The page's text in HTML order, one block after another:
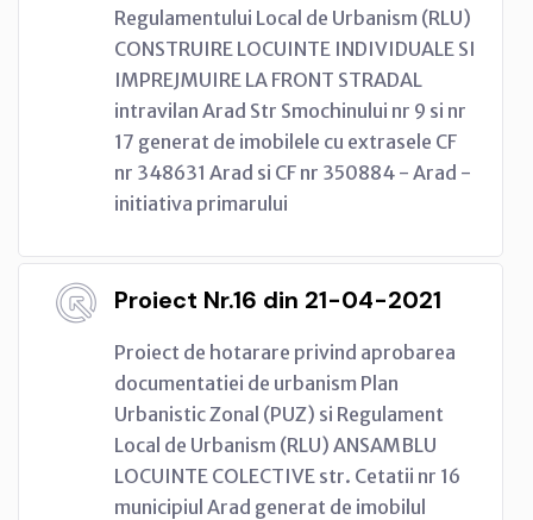
Regulamentului Local de Urbanism (RLU)
CONSTRUIRE LOCUINTE INDIVIDUALE SI
IMPREJMUIRE LA FRONT STRADAL
intravilan Arad Str Smochinului nr 9 si nr
17 generat de imobilele cu extrasele CF
nr 348631 Arad si CF nr 350884 - Arad -
initiativa primarului
Proiect Nr.16 din 21-04-2021
Proiect de hotarare privind aprobarea
documentatiei de urbanism Plan
Urbanistic Zonal (PUZ) si Regulament
Local de Urbanism (RLU) ANSAMBLU
LOCUINTE COLECTIVE str. Cetatii nr 16
municipiul Arad generat de imobilul